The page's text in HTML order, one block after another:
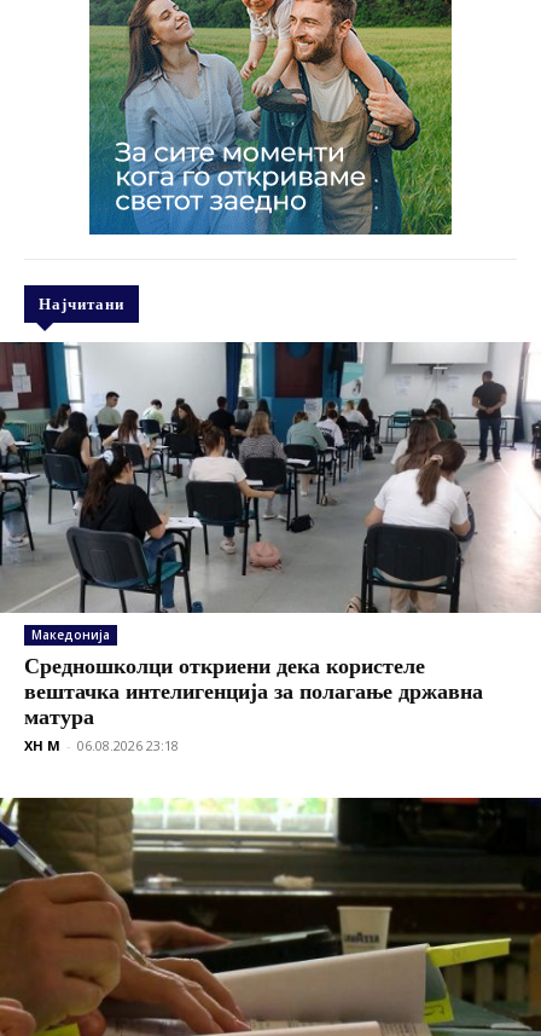
Најчитани
Македонија
Средношколци откриени дека користеле
вештачка интелигенција за полагање државна
матура
XH M - 06.08.2026 23:18